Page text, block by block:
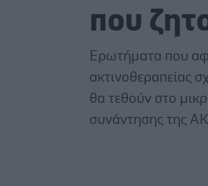
που
Ερωτήματα που
ακτινοθεραπείας
θα τεθούν στο
συνάντησης της